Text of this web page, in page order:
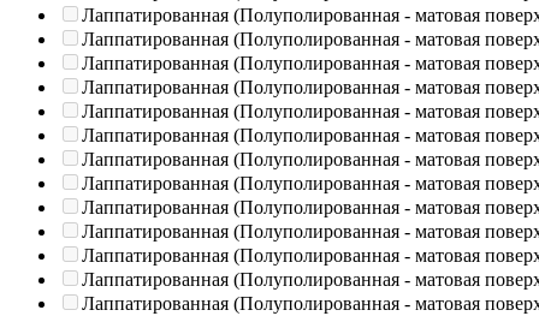
Лаппатированная (Полуполированная - матовая
Лаппатированная (Полуполированная - матовая
Лаппатированная (Полуполированная - матовая
Лаппатированная (Полуполированная - матовая
Лаппатированная (Полуполированная - матовая
Лаппатированная (Полуполированная - матовая
Лаппатированная (Полуполированная - матовая
Лаппатированная (Полуполированная - матовая
Лаппатированная (Полуполированная - матовая
Лаппатированная (Полуполированная - матовая
Лаппатированная (Полуполированная - матовая
Лаппатированная (Полуполированная - матовая
Лаппатированная (Полуполированная - матовая